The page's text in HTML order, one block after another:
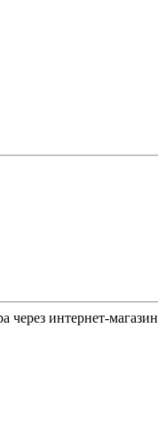
через интернет-магазин